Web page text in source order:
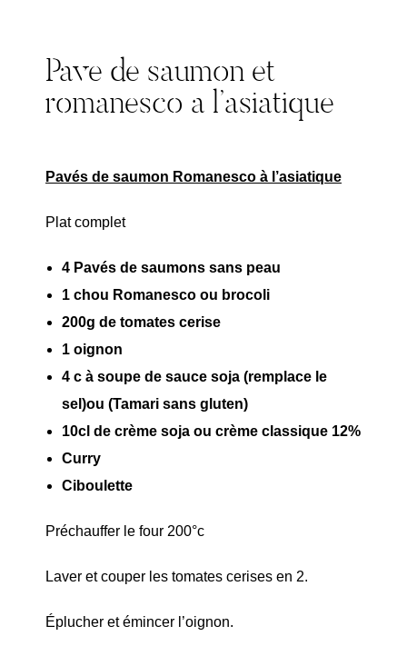
Pave de saumon et
romanesco a l’asiatique
Pavés de saumon Romanesco à l’asiatique
Plat complet
4 Pavés de saumons sans peau
1 chou Romanesco ou brocoli
200g de tomates cerise
1 oignon
4 c à soupe de sauce soja (remplace le
sel)ou (Tamari sans gluten)
10cl de crème soja ou crème classique 12%
Curry
Ciboulette
Préchauffer le four 200°c
Laver et couper les tomates cerises en 2.
Éplucher et émincer l’oignon.